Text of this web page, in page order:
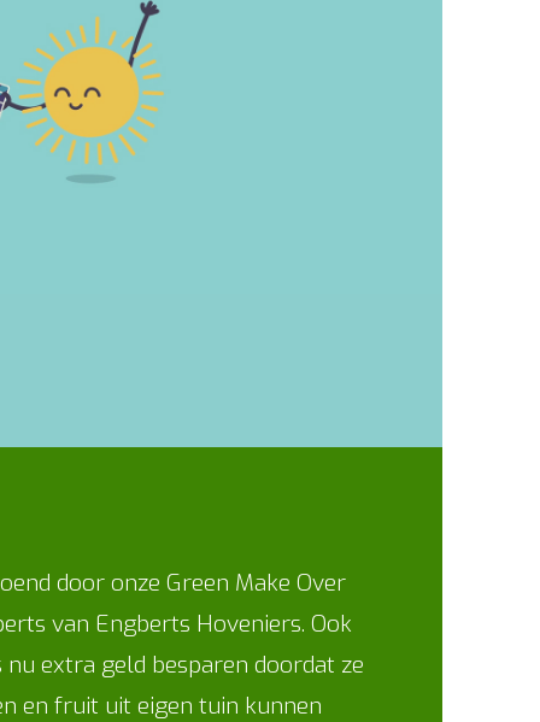
door onze Green Make Over
van Engberts Hoveniers. Ook
nu extra geld besparen doordat ze
en fruit uit eigen tuin kunnen